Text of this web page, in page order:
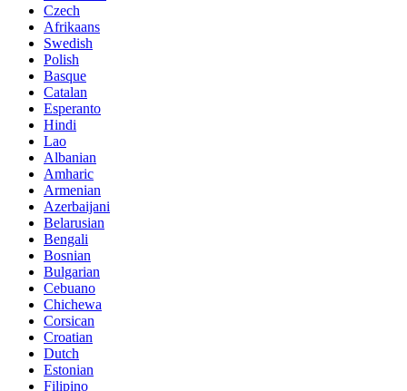
Czech
Afrikaans
Swedish
Polish
Basque
Catalan
Esperanto
Hindi
Lao
Albanian
Amharic
Armenian
Azerbaijani
Belarusian
Bengali
Bosnian
Bulgarian
Cebuano
Chichewa
Corsican
Croatian
Dutch
Estonian
Filipino